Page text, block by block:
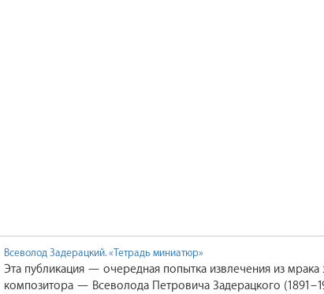
Всеволод Задерацкий. «Тетрадь миниатюр»
Эта публикация — очередная попытка извлечения из
композитора — Всеволода Петровича Задерацкого